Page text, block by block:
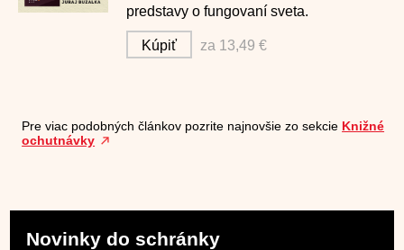
predstavy o fungovaní sveta.
Kúpiť za 13,49 €
Pre viac podobných článkov pozrite najnovšie zo sekcie Knižné
ochutnávky
Novinky do schránky